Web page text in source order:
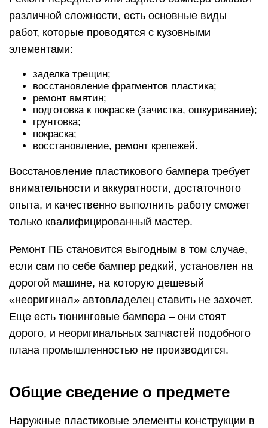
различной сложности, есть основные виды
работ, которые проводятся с кузовными
элементами:
заделка трещин;
восстановление фрагментов пластика;
ремонт вмятин;
подготовка к покраске (зачистка, ошкуривание);
грунтовка;
покраска;
восстановление, ремонт крепежей.
Восстановление пластикового бампера требует
внимательности и аккуратности, достаточного
опыта, и качественно выполнить работу сможет
только квалифицированный мастер.
Ремонт ПБ становится выгодным в том случае,
если сам по себе бампер редкий, установлен на
дорогой машине, на которую дешевый
«неоригинал» автовладелец ставить не захочет.
Еще есть тюнинговые бампера – они стоят
дорого, и неоригинальных запчастей подобного
плана промышленностью не производится.
Общие сведение о предмете
Наружные пластиковые элементы конструкции в